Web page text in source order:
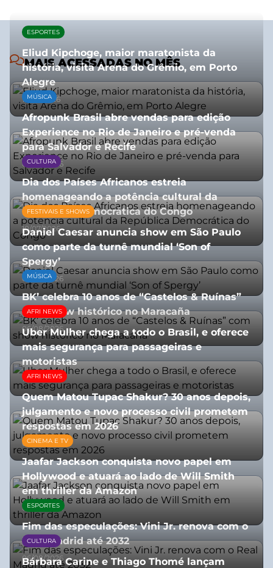
MAIS ACESSADAS NO MÊS
ESPORTES
Eliud Kipchoge, maior maratonista da
história, visita Arena do Grêmio, em Porto
Alegre
10/07/2026
MÚSICA
Afropunk Brasil abre vendas para edição
Experience no Rio de Janeiro e pré-venda
para Salvador e Recife
03/08/2026
CULTURA
Dia dos Países Africanos estreia
homenageando a potência cultural da
República Democrática do Congo
10/07/2026
FESTIVAIS E SHOWS
Daniel Caesar anuncia show em São Paulo
como parte da turnê mundial ‘Son of
Spergy’
05/08/2026
MÚSICA
BK’ celebra 10 anos de “Castelos & Ruínas”
com show histórico no Maracaña
06/08/2026
AFRI NEWS
Uber Mulher chega a todo o Brasil, e oferece
mais segurança para passageiras e
motoristas
10/07/2026
AFRI NEWS
Quem Matou Tupac Shakur? 30 anos depois,
julgamento e novo processo civil prometem
respostas em 2026
05/08/2026
CINEMA E TV
Jaafar Jackson conquista novo papel em
Hollywood e atuará ao lado de Will Smith
em thriller da Amazon
06/08/2026
ESPORTES
Fim das especulações: Vini Jr. renova com o
Real Madrid até 2032
06/08/2026
CULTURA
Bárbara Carine e Thiago Thomé lançam